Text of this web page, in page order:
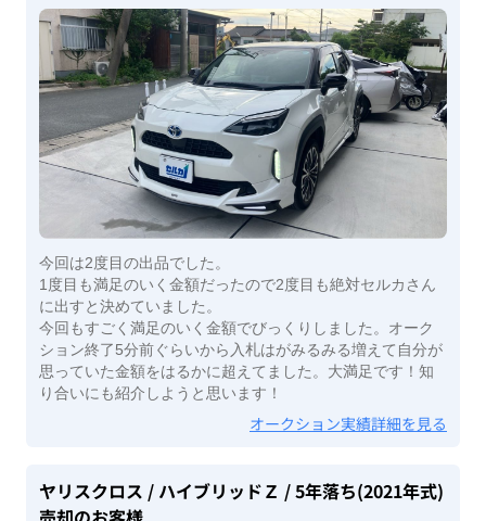
今回は2度目の出品でした。
1度目も満足のいく金額だったので2度目も絶対セルカさん
に出すと決めていました。
今回もすごく満足のいく金額でびっくりしました。オーク
ション終了5分前ぐらいから入札はがみるみる増えて自分が
思っていた金額をはるかに超えてました。大満足です！知
り合いにも紹介しようと思います！
オークション実績詳細を見る
ヤリスクロス / ハイブリッドＺ / 5年落ち(2021年式)